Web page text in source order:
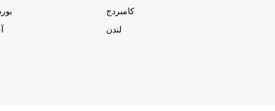
كامبردج
لندن